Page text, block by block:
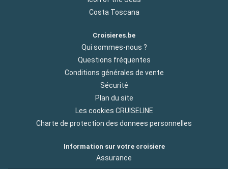
Costa Toscana
Croisieres.be
Qui sommes-nous ?
Questions fréquentes
Conditions générales de vente
Sécurité
Plan du site
Les cookies CRUISELINE
Charte de protection des donnees personnelles
Information sur votre croisiere
Assurance